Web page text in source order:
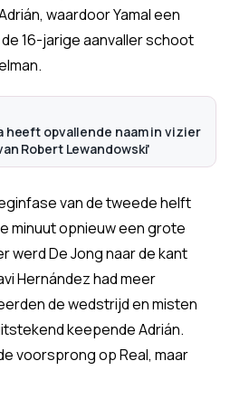
waardoor Yamal een
16-jarige aanvaller schoot
heeft opvallende naam in vizier
Robert Lewandowski'
van de tweede helft
minuut opnieuw een grote
werd De Jong naar de kant
Hernández had meer
de wedstrijd en misten
keepende Adrián.
voorsprong op Real, maar